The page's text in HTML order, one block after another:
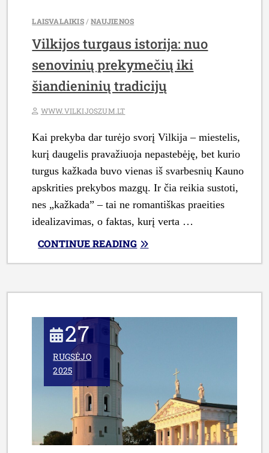
LAISVALAIKIS/NAUJIENOS
Vilkijos turgaus istorija: nuo
senovinių prekymečių iki
šiandieninių tradicijų
WWW.VILKIJOSZUM.LT
Kai prekyba dar turėjo svorį Vilkija – miestelis,
kurį daugelis pravažiuoja nepastebėję, bet kurio
turgus kažkada buvo vienas iš svarbesnių Kauno
apskrities prekybos mazgų. Ir čia reikia sustoti,
nes „kažkada” – tai ne romantiškas praeities
idealizavimas, o faktas, kurį verta …
CONTINUE READING„VILKIJOS
PREKYMEČIŲ
27
RUGSĖJO
2025